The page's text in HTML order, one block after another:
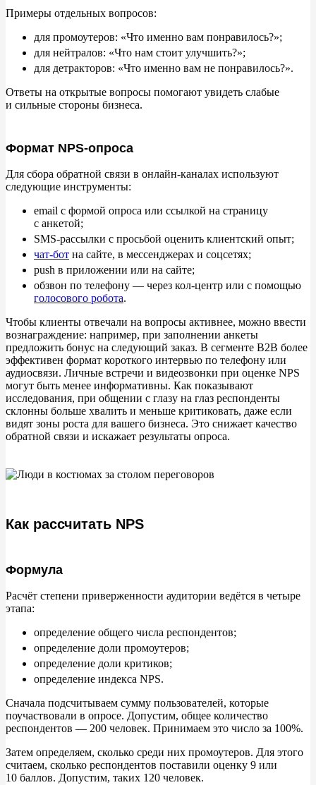
Примеры отдельных вопросов:
для промоутеров: «Что именно вам понравилось?»;
для нейтралов: «Что нам стоит улучшить?»;
для детракторов: «Что именно вам не понравилось?».
Ответы на открытые вопросы помогают увидеть слабые
и сильные стороны бизнеса.
Формат NPS-опроса
Для сбора обратной связи в онлайн-каналах используют
следующие инструменты:
email с формой опроса или ссылкой на страницу
с анкетой;
SMS-рассылки с просьбой оценить клиентский опыт;
чат-бот на сайте, в мессенджерах и соцсетях;
push в приложении или на сайте;
обзвон по телефону — через кол-центр или с помощью
голосового робота.
Чтобы клиенты отвечали на вопросы активнее, можно ввести
вознаграждение: например, при заполнении анкеты
предложить бонус на следующий заказ. В сегменте B2B более
эффективен формат короткого интервью по телефону или
аудиосвязи. Личные встречи и видеозвонки при оценке NPS
могут быть менее информативны. Как показывают
исследования, при общении с глазу на глаз респонденты
склонны больше хвалить и меньше критиковать, даже если
видят зоны роста для вашего бизнеса. Это снижает качество
обратной связи и искажает результаты опроса.
Как рассчитать NPS
Формула
Расчёт степени приверженности аудитории ведётся в четыре
этапа:
определение общего числа респондентов;
определение доли промоутеров;
определение доли критиков;
определение индекса NPS.
Сначала подсчитываем сумму пользователей, которые
поучаствовали в опросе. Допустим, общее количество
респондентов ― 200 человек. Принимаем это число за 100%.
Затем определяем, сколько среди них промоутеров. Для этого
считаем, сколько респондентов поставили оценку 9 или
10 баллов. Допустим, таких 120 человек.